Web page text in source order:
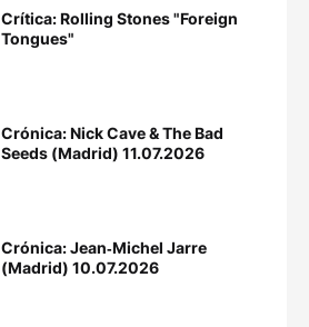
Crítica: Rolling Stones "Foreign
Tongues"
Crónica: Nick Cave & The Bad
Seeds (Madrid) 11.07.2026
Crónica: Jean‐Michel Jarre
(Madrid) 10.07.2026